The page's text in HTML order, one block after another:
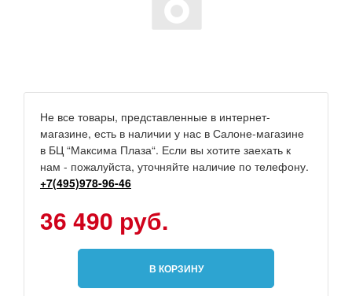
Не все товары, представленные в интернет-
магазине, есть в наличии у нас в Салоне-магазине
в БЦ “Максима Плаза“. Если вы хотите заехать к
нам - пожалуйста, уточняйте наличие по телефону.
+7(495)978-96-46
36 490 руб.
В КОРЗИНУ